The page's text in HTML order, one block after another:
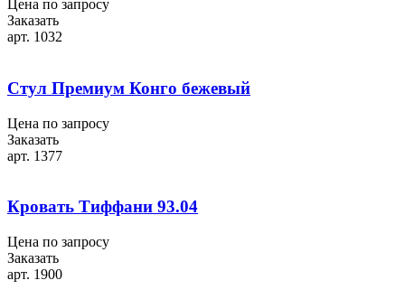
Цена по запросу
Заказать
арт. 1032
Стул Премиум Конго бежевый
Цена по запросу
Заказать
арт. 1377
Кровать Тиффани 93.04
Цена по запросу
Заказать
арт. 1900